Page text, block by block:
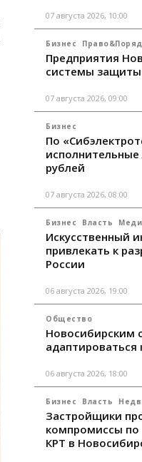
07 августа 2026, 10:00
Бизнес
Предприятия
системы
07 августа 2026, 09:00
Бизнес
По
рублей
07 августа 2026, 08:00
Бизнес Власть
Искусственный
привлекать к
России
06 августа 2026, 19:00
Общество
Новосибирским
адаптироваться
06 августа 2026, 18:00
Бизнес Власть
Застройщики
компромиссы по
КРТ в